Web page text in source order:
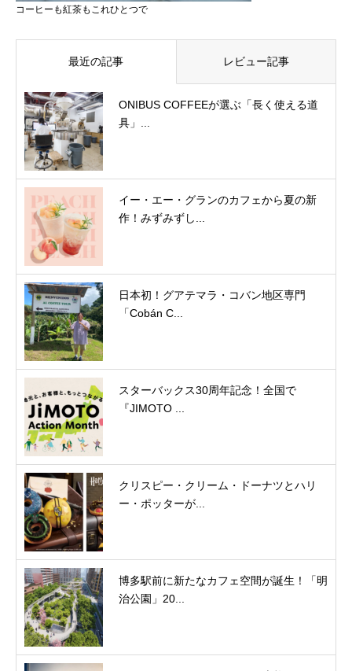
コーヒーも紅茶もこれひとつで
最近の記事 レビュー記事
ONIBUS COFFEEが選ぶ「長く使える道
具」...
イー・エー・グランのカフェから夏の新
作！みずみずし...
日本初！グアテマラ・コバン地区専門
「Cobán C...
スターバックス30周年記念！全国で
『JIMOTO ...
クリスピー・クリーム・ドーナツとハリ
ー・ポッターが...
博多駅前に新たなカフェ空間が誕生！「明
治公園」20...